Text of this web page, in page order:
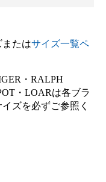
たはサイズ一覧ペ
・RALPH
・LOARは各ブラ
ズを必ずご参照く